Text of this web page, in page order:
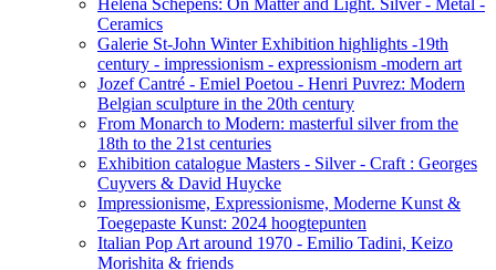
Helena Schepens: On Matter and Light. Silver - Metal -
Ceramics
Galerie St-John Winter Exhibition highlights -19th
century - impressionism - expressionism -modern art
Jozef Cantré - Emiel Poetou - Henri Puvrez: Modern
Belgian sculpture in the 20th century
From Monarch to Modern: masterful silver from the
18th to the 21st centuries
Exhibition catalogue Masters - Silver - Craft : Georges
Cuyvers & David Huycke
Impressionisme, Expressionisme, Moderne Kunst &
Toegepaste Kunst: 2024 hoogtepunten
Italian Pop Art around 1970 - Emilio Tadini, Keizo
Morishita & friends